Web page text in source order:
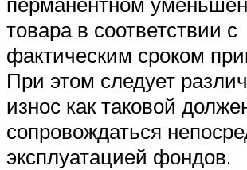
товара в соответствии с
фактическим сроком
При этом следует
износ как таковой
сопровождаться
эксплуатацией фондов.